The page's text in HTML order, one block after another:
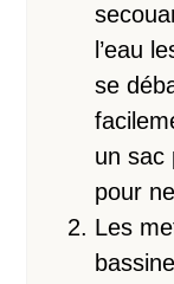
l’eau
se
un sac
pour
Les